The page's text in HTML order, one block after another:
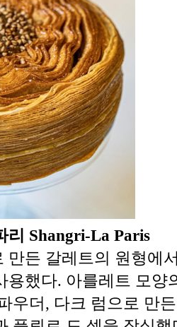
리 Shangri-La Paris
만든 갈레트의 원형에
용했다. 아를레트 모양
우더, 다크 럼으로 만